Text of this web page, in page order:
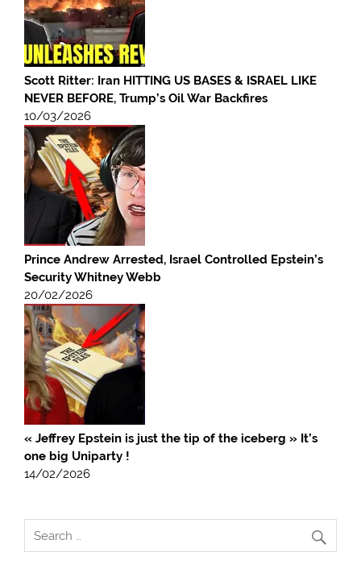
Scott Ritter: Iran HITTING US BASES & ISRAEL LIKE
NEVER BEFORE, Trump’s Oil War Backfires
10/03/2026
Prince Andrew Arrested, Israel Controlled Epstein’s
Security Whitney Webb
20/02/2026
« Jeffrey Epstein is just the tip of the iceberg » It’s
one big Uniparty !
14/02/2026